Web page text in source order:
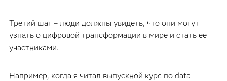
Третий шаг – люди должны увидеть, что они могут
узнать о цифровой трансформации в мире и стать ее
участниками.
Например, когда я читал выпускной курс по data